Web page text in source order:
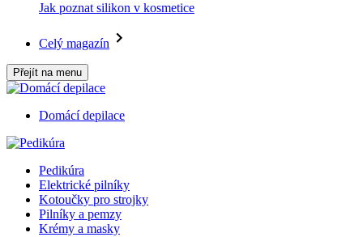
Jak poznat silikon v kosmetice
Celý magazín
Přejít na menu
Domácí depilace
Pedikúra
Elektrické pilníky
Kotoučky pro strojky
Pilníky a pemzy
Krémy a masky